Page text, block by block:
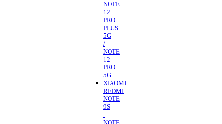
NOTE
12
PRO
PLUS
5G
/
NOTE
12
PRO
5G
XIAOMI
REDMI
NOTE
9S
-
NOTE